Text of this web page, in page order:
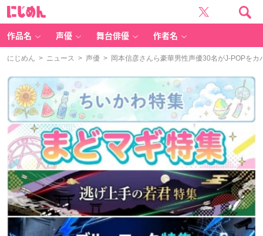
作品名 声優 舞台俳優 作者名
にじめん > ニュース > 声優 > 岡本信彦さんら豪華男性声優30名がJ-POPを